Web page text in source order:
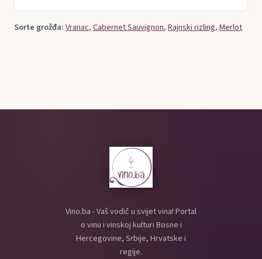
Sorte grožđa:Vranac,Cabernet Sauvignon,Rajnski rizling,Merlot
Vino.ba - Vaš vodič u svijet vina! Portal
o vinu i vinskoj kulturi Bosne i
Hercegovine, Srbije, Hrvatske i
regije.